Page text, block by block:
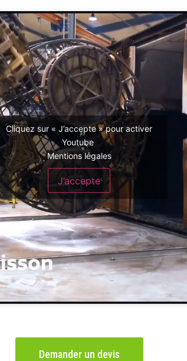
Cliquez sur « J’accepte » pour activer
Youtube
Mentions légales
J’accepte
Demander un devis